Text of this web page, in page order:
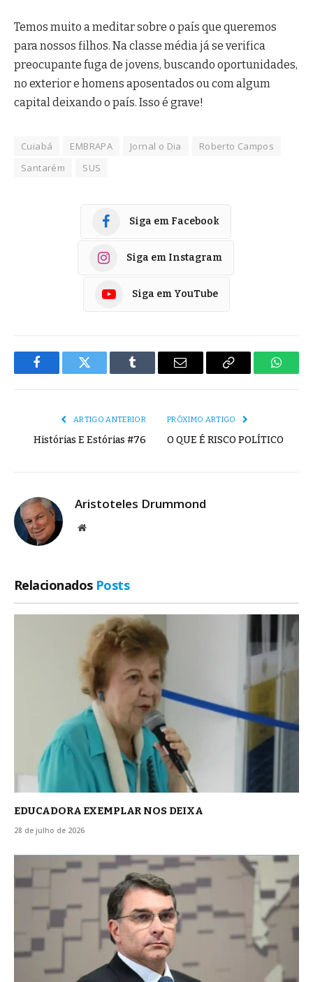
Temos muito a meditar sobre o país que queremos
para nossos filhos. Na classe média já se verifica
preocupante fuga de jovens, buscando oportunidades,
no exterior e homens aposentados ou com algum
capital deixando o país. Isso é grave!
Cuiabá EMBRAPA Jornal o Dia
Roberto Campos
Santarém
SUS
Siga em Facebook
Siga em Instagram
Siga em YouTube
FacebookTwitter Tumblr
E-
Copiar
ARTIGO ANTERIOR
Histórias E Estórias #76
PRÓXIMO ARTIGO
O QUE É RISCO POLÍTICO
Aristoteles Drummond
Site
Relacionados Posts
EDUCADORA EXEMPLAR NOS DEIXA
28 de julho de 2026